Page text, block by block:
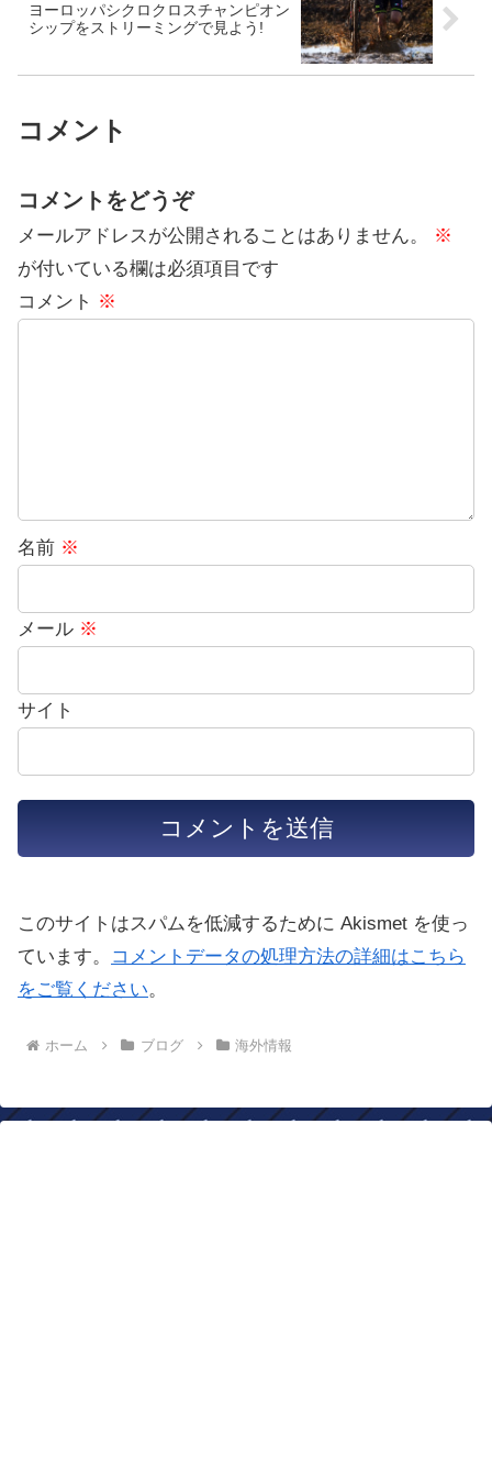
ヨーロッパシクロクロスチャンピオン
シップをストリーミングで見よう!
コメント
コメントをどうぞ
メールアドレスが公開されることはありません。
※
が付いている欄は必須項目です
コメント ※
名前 ※
メール ※
サイト
このサイトはスパムを低減するために Akismet を使っ
ています。
コメントデータの処理方法の詳細はこちら
をご覧ください。
ホーム ブログ 海外情報